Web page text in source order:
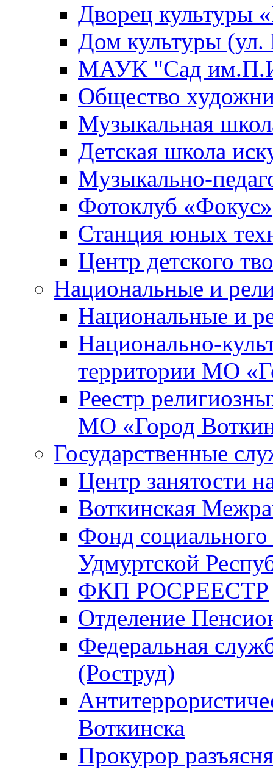
Дворец культуры
Дом культуры (ул.
МАУК "Сад
Общество
Музыкальная
Детская школа
Музыкально-
Фотоклуб «Фокус»
Станция юных
Центр детского
Национальные и
Национальные и
Национально-
территории МО
Реестр
МО «Город
Государственные
Центр занятости
Воткинская
Фонд
Удмуртской
ФКП РОСРЕЕСТР
Отделение
Федеральная
(Роструд)
Воткинска
Прокурор